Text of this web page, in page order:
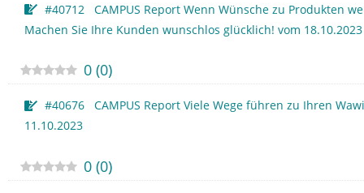
#40712 CAMPUS Report Wenn Wünsche zu Produkten
Machen Sie Ihre Kunden wunschlos glücklich! vom 18.10.2023
0 (0)
#40676 CAMPUS Report Viele Wege führen zu Ihren
11.10.2023
0 (0)